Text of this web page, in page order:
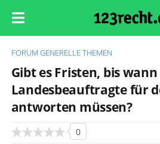
FORUM GENERELLE THEMEN
Gibt es Fristen, bis wann
Landesbeauftragte für
antworten müssen?
0